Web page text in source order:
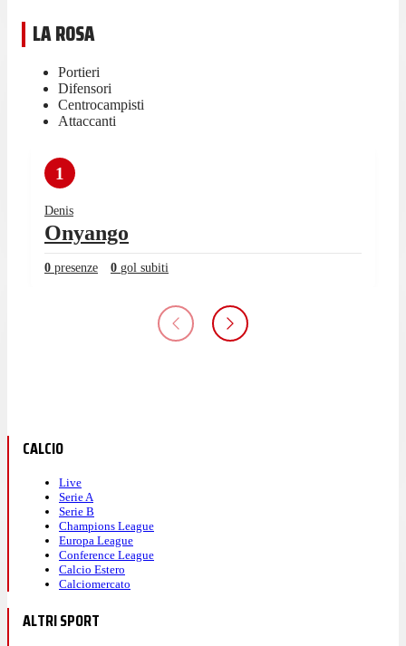
LA ROSA
Portieri
Difensori
Centrocampisti
Attaccanti
1
Denis
Onyango
0 presenze 0 gol subiti
CALCIO
Live
Serie A
Serie B
Champions League
Europa League
Conference League
Calcio Estero
Calciomercato
ALTRI SPORT